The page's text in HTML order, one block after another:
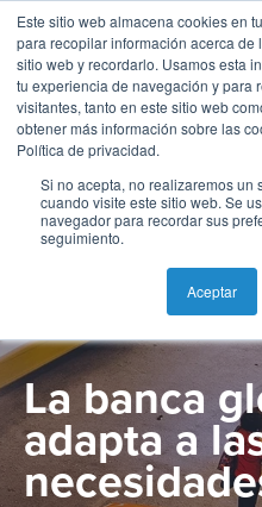
Este sitio web almacena cookies en
para recopilar información acerca de
sitio web y recordarlo. Usamos esta
tu experiencia de navegación y para
visitantes, tanto en este sitio web
obtener más información sobre las
Política de privacidad.
Si no acepta, no realizaremos un
cuando visite este sitio web. Se
navegador para recordar sus
seguimiento.
Aceptar
English
Français
Español
Home
Administración
Tarjetas
Later
Banca
Digital
y
Emisión
Pagos
inmediatos
Adquiriencia
SoftPOS
Pagos
Comercio
Buy
Pay
Later
Pagos
QR
Pago
de
Servicios
Emisión
Gestión
de
Comercio
electrónico
como
Servicio
Banca
Neobanco
Proveedor
de
servicios
de
Informes
analistas
de
éxito
Guías
Noticias
Sobre
BPC
Ubicaciones
Contacto
CASOS DE EXITO
La banca
adapta a